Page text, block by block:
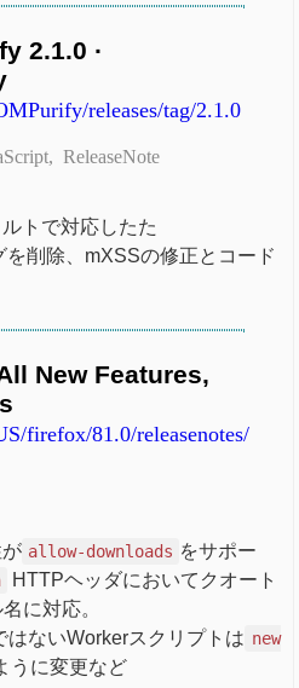
2.1.0 ·
releases/tag/2.1.0
ReleaseNote
トで対応したた
を削除、mXSSの修正とコード
New Features,
firefox/81.0/releasenotes/
allow-downloads をサポー
HTTPヘッダにおいてクオート
に対応。
ないWorkerスクリプトは new
うに変更など